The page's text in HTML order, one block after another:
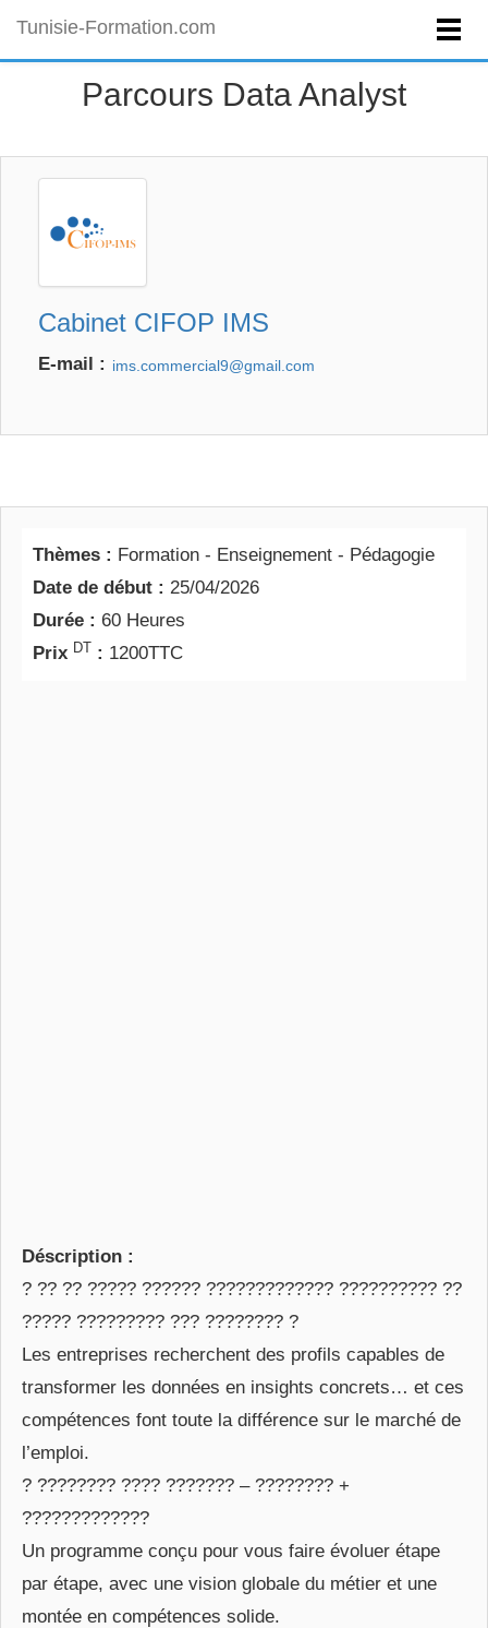
Tunisie-Formation.com
Parcours Data Analyst
Cabinet CIFOP IMS
E-mail :
Thèmes : Formation - Enseignement - Pédagogie
Date de début : 25/04/2026
Durée : 60 Heures
Prix DT : 1200TTC
Déscription :
? ?? ?? ????? ?????? ????????????? ?????????? ??
????? ????????? ??? ???????? ?
Les entreprises recherchent des profils capables de
transformer les données en insights concrets… et ces
compétences font toute la différence sur le marché de
l’emploi.
? ???????? ???? ??????? – ???????? +
?????????????
Un programme conçu pour vous faire évoluer étape
par étape, avec une vision globale du métier et une
montée en compétences solide.